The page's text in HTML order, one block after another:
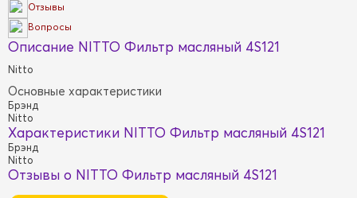
Отзывы
Вопросы
Описание NITTO Фильтр масляный 4S121
Nitto
Основные характеристики
Брэнд
Nitto
Характеристики NITTO Фильтр масляный 4S121
Брэнд
Nitto
Отзывы о NITTO Фильтр масляный 4S121